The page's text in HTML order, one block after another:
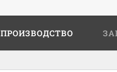
ПРОИЗВОДСТВО